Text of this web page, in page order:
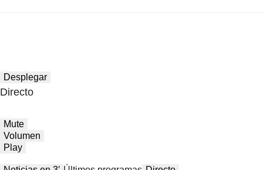
Desplegar
Directo
Mute
Volumen
Play